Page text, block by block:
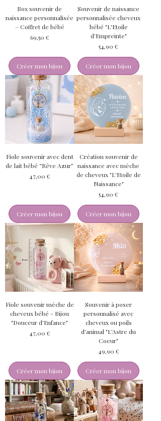
Box souvenir de
naissance personnalisée
– Coffret de bébé
Prix
69,50 €
Créer mon bijou
Souvenir de naissance
personnalisée cheveux
bébé "L'Etoile
d'Empreinte"
Prix
54,90 €
Créer mon bijou
Fiole souvenir avec dent
de lait bébé “Rêve Azur”
Prix
47,00 €
Créer mon bijou
Création souvenir de
naissance avec mèche
de cheveux "L'Etoile de
Naissance"
Prix
54,90 €
Créer mon bijou
Fiole souvenir mèche de
cheveux bébé - Bijou
"Douceur d'Enfance"
Prix
47,00 €
Créer mon bijou
Souvenir à poser
personnalisé avec
cheveux ou poils
d'animal "L'Astre du
Coeur"
Prix
49,90 €
Créer mon bijou